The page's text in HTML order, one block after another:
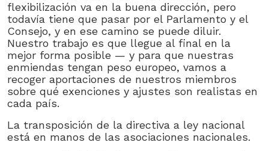
flexibilización va en la buena dirección, pero
todavía tiene que pasar por el Parlamento y el
Consejo, y en ese camino se puede diluir.
Nuestro trabajo es que llegue al final en la
mejor forma posible — y para que nuestras
enmiendas tengan peso europeo, vamos a
recoger aportaciones de nuestros miembros
sobre qué exenciones y ajustes son realistas en
cada país.
La transposición de la directiva a ley nacional
está en manos de las asociaciones nacionales.